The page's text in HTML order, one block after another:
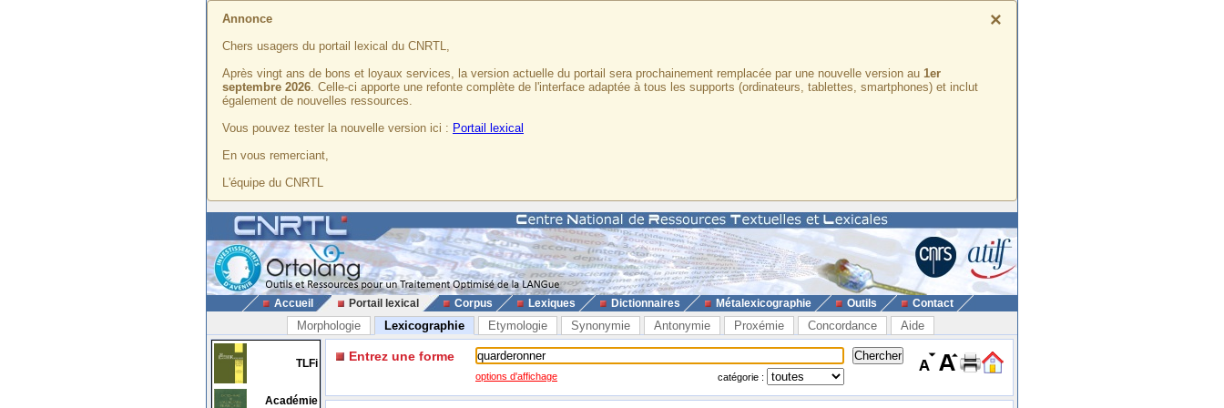
×
Annonce
Chers usagers du portail lexical du CNRTL,
Après vingt ans de bons et loyaux services, la version actuelle du portail sera prochainement remplacée par une nouvelle version au 1er
septembre 2026. Celle-ci apporte une refonte complète de l'interface adaptée à tous les supports (ordinateurs, tablettes, smartphones) et inclut
également de nouvelles ressources.
Vous pouvez tester la nouvelle version ici : Portail lexical
En vous remerciant,
L'équipe du CNRTL
Accueil Portail lexical Corpus Lexiques Dictionnaires Métalexicographie Outils Contact
Morphologie Lexicographie Etymologie Synonymie Antonymie Proxémie Concordance Aide
TLFi
Académie
Entrez une forme
options d'affichage catégorie :